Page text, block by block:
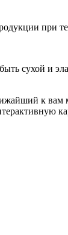
при
сухой и
к вам